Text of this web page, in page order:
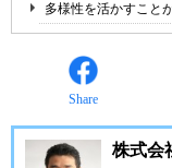
多様性を活かすこと
Share
株式会